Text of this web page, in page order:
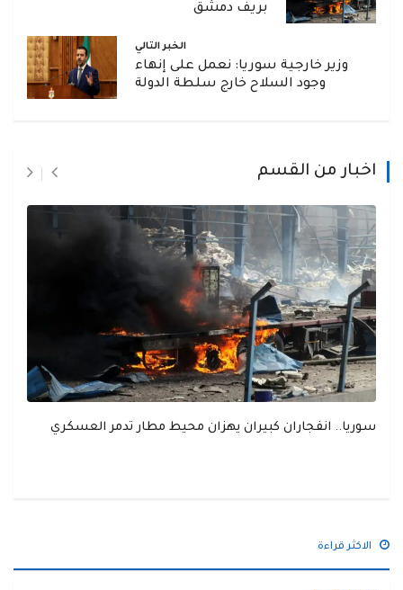
بريف دمشق
الخبر التالي
وزير خارجية سوريا: نعمل على إنهاء
وجود السلاح خارج سلطة الدولة
اخبار من القسم
سوريا.. انفجاران كبيران يهزان محيط مطار تدمر العسكري
الاكثر قراءة